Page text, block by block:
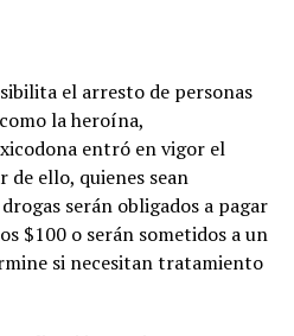
el arresto de personas
la heroína,
entró en vigor el
de ello, quienes sean
serán obligados a pagar
$100 o serán sometidos a un
si necesitan tratamiento